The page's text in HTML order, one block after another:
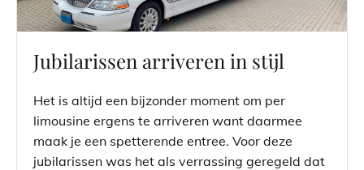
Jubilarissen arriveren in stijl
Het is altijd een bijzonder moment om per
limousine ergens te arriveren want daarmee
maak je een spetterende entree. Voor deze
jubilarissen was het als verrassing geregeld dat